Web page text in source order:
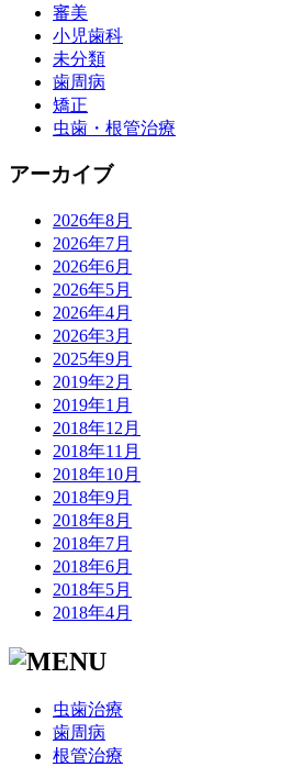
審美
小児歯科
未分類
歯周病
矯正
虫歯・根管治療
アーカイブ
2026年8月
2026年7月
2026年6月
2026年5月
2026年4月
2026年3月
2025年9月
2019年2月
2019年1月
2018年12月
2018年11月
2018年10月
2018年9月
2018年8月
2018年7月
2018年6月
2018年5月
2018年4月
虫歯治療
歯周病
根管治療